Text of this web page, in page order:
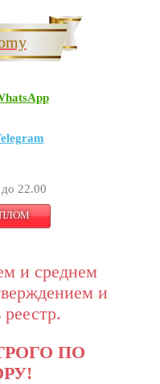
22.00
и среднем
и
ПО